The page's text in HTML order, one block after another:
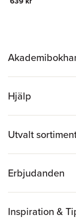
Hjälp
Utvalt
Erbjudanden
Inspiration &